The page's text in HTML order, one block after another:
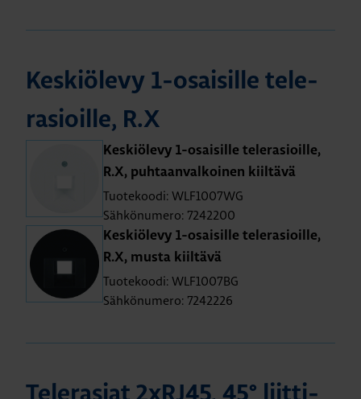
Kes­kiö­le­vy 1-osai­sil­le te­le­
rasioil­le, R.X
Kes­kiö­le­vy 1-osai­sil­le te­le­rasioil­le,
R.X, puh­taan­val­koi­nen kiil­tä­vä
Tuotekoodi: WLF1007WG
Sähkönumero: 7242200
Kes­kiö­le­vy 1-osai­sil­le te­le­rasioil­le,
R.X, musta kiil­tä­vä
Tuotekoodi: WLF1007BG
Sähkönumero: 7242226